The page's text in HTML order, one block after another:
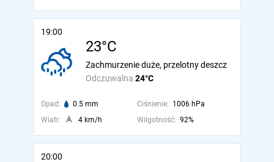
19:00
23°C
Odczuwalna 24°C
Zachmurzenie duże, przelotny deszcz
Opad: 0.5 mm Ciśnienie: 1006 hPa
Wiatr:
4 km/h Wilgotność: 92%
20:00